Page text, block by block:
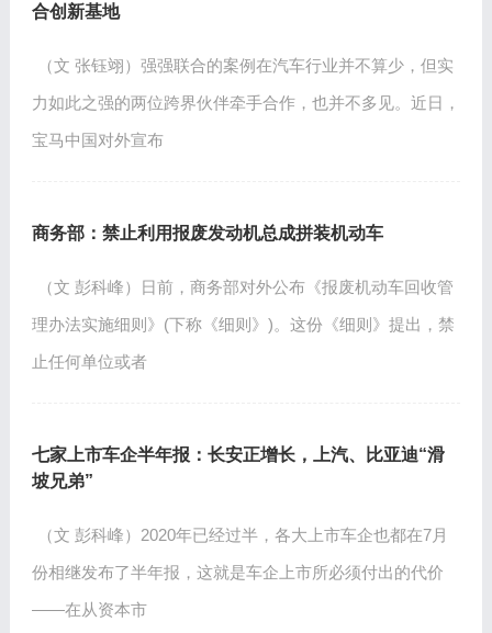
合创新基地
（文 张钰翊）强强联合的案例在汽车行业并不算少，但实
力如此之强的两位跨界伙伴牵手合作，也并不多见。近日，
宝马中国对外宣布
商务部：禁止利用报废发动机总成拼装机动车
（文 彭科峰）日前，商务部对外公布《报废机动车回收管
理办法实施细则》(下称《细则》)。这份《细则》提出，禁
止任何单位或者
七家上市车企半年报：长安正增长，上汽、比亚迪“滑
坡兄弟”
（文 彭科峰）2020年已经过半，各大上市车企也都在7月
份相继发布了半年报，这就是车企上市所必须付出的代价
——在从资本市